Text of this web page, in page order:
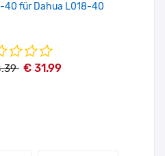
40 für Dahua L018-40
€ 31.99